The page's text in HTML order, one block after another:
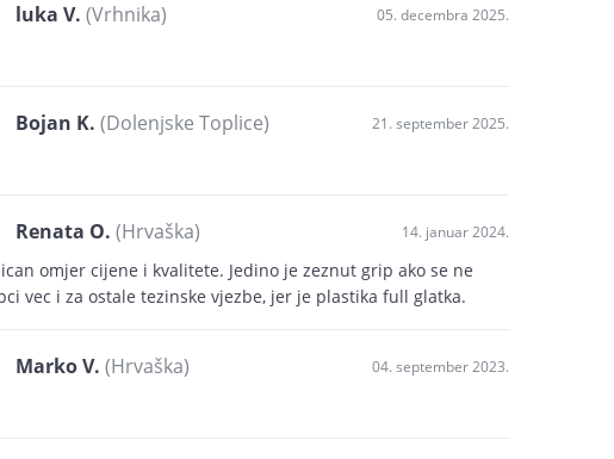
luka V. (Vrhnika) 05. decembra 2025.
Bojan K. (Dolenjske Toplice) 21. september 2025.
Renata O. (Hrvaška) 14. januar 2024.
omjer cijene i kvalitete. Jedino je zeznut grip ako se ne
vec i za ostale tezinske vjezbe, jer je plastika full glatka.
Marko V. (Hrvaška) 04. september 2023.